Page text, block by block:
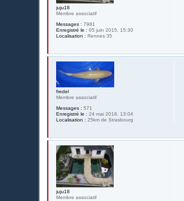
juju18
Membre associatif
Messages : 7981
Enregistré le : 05 juin 2015, 15:30
Localisation : Rennes 35
fredel
Membre associatif
Messages : 571
Enregistré le : 24 mai 2018, 13:04
Localisation : 25km de Strasbourg
juju18
Membre associatif